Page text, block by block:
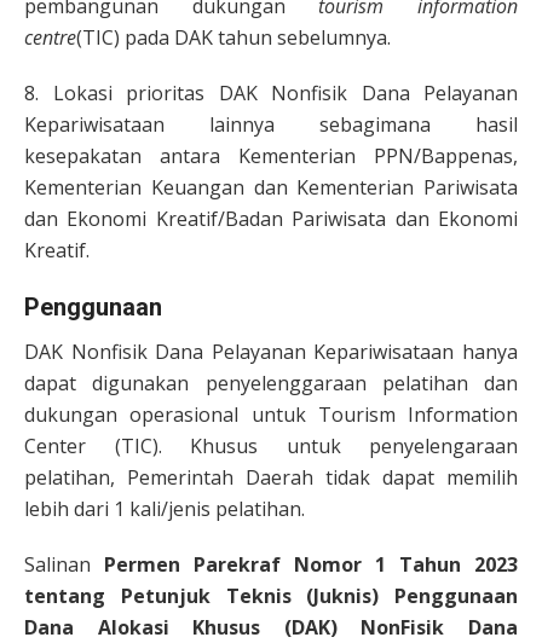
pembangunan dukungan tourism information
centre(TIC) pada DAK tahun sebelumnya.
8. Lokasi prioritas DAK Nonfisik Dana Pelayanan
Kepariwisataan lainnya sebagimana hasil
kesepakatan antara Kementerian PPN/Bappenas,
Kementerian Keuangan dan Kementerian Pariwisata
dan Ekonomi Kreatif/Badan Pariwisata dan Ekonomi
Kreatif.
Penggunaan
DAK Nonfisik Dana Pelayanan Kepariwisataan hanya
dapat digunakan penyelenggaraan pelatihan dan
dukungan operasional untuk Tourism Information
Center (TIC). Khusus untuk penyelengaraan
pelatihan, Pemerintah Daerah tidak dapat memilih
lebih dari 1 kali/jenis pelatihan.
Salinan Permen Parekraf Nomor 1 Tahun 2023
tentang
Petunjuk Teknis (Juknis) Penggunaan
Dana Alokasi Khusus (DAK) NonFisik Dana